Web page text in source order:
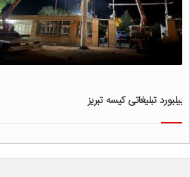
بیلبورد تبلیغاتی کیسه تبریز